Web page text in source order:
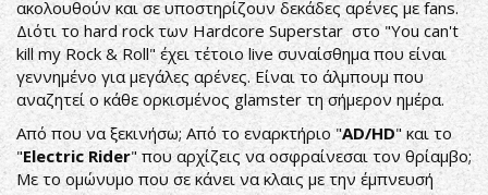
ακολουθούν και σε υποστηρίζουν δεκάδες αρένες με fans.
Διότι το hard rock των Hardcore Superstar στο "You can't
kill my Rock & Roll" έχει τέτοιο live συναίσθημα που είναι
γεννημένο για μεγάλες αρένες. Είναι το άλμπουμ που
αναζητεί ο κάθε ορκισμένος glamster τη σήμερον ημέρα.
Από που να ξεκινήσω; Από το εναρκτήριο "AD/HD" και το
"Electric Rider" που αρχίζεις να οσφραίνεσαι τον θρίαμβο;
Με το ομώνυμο που σε κάνει να κλαις με την έμπνευσή